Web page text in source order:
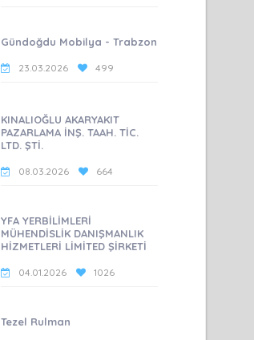
Gündoğdu Mobilya - Trabzon
23.03.2026 499
KINALIOĞLU AKARYAKIT
PAZARLAMA İNŞ. TAAH. TİC.
LTD. ŞTİ.
08.03.2026 664
YFA YERBİLİMLERİ
MÜHENDİSLİK DANIŞMANLIK
HİZMETLERİ LİMİTED ŞİRKETİ
04.01.2026 1026
Tezel Rulman